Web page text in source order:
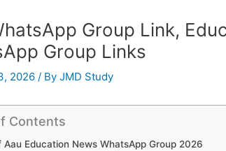
Group Link,
Group Links
2026/ ByJMD Study
Contents
Aau Education News WhatsApp Group 2026